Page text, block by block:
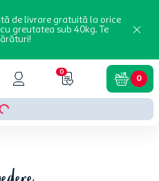
de livrare gratuită la orice
greutatea sub 40kg. Te
0
0